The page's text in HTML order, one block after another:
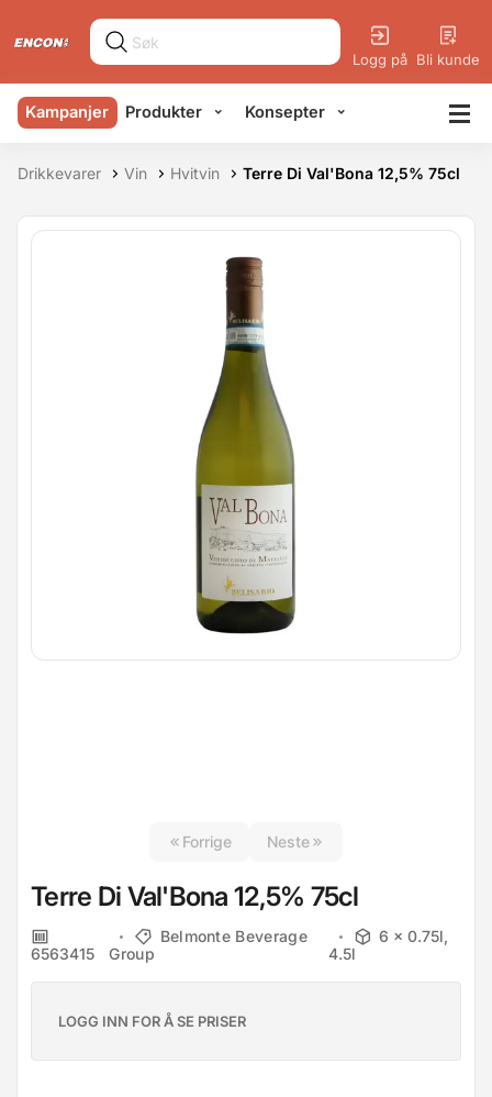
Logg på Bli kunde
Kampanjer Produkter Konsepter
Drikkevarer Vin Hvitvin Terre Di Val'Bona 12,5% 75cl
Forrige Neste
Terre Di Val'Bona 12,5% 75cl
6563415
Belmonte Beverage
Group
6 x 0.75l,
4.5l
LOGG INN FOR Å SE PRISER